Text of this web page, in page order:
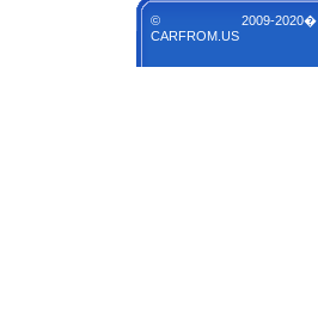
© 2009-2020�
CARFROM.US